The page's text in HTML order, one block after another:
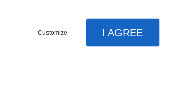
Customize I AGREE